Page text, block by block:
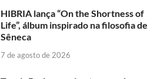
HIBRIA lança “On the Shortness of
Life”, álbum inspirado na filosofia de
Sêneca
7 de agosto de 2026